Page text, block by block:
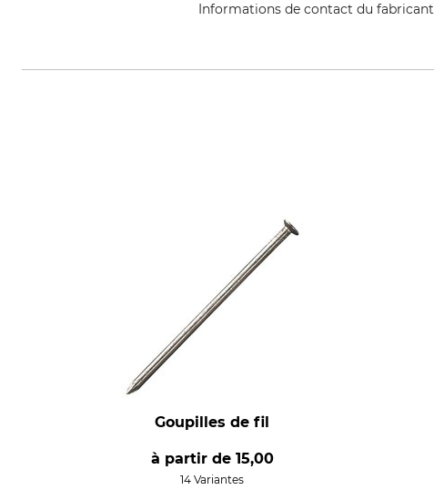
Informations de contact du fabricant
Goupilles de fil
à partir de 15,00
14 Variantes